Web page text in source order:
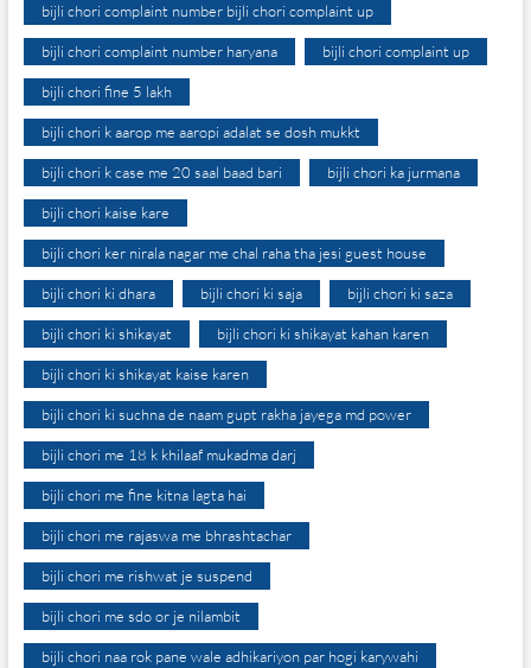
bijli chori complaint number bijli chori complaint up
bijli chori complaint number haryana bijli chori complaint up
bijli chori fine 5 lakh
bijli chori k aarop me aaropi adalat se dosh mukkt
bijli chori k case me 20 saal baad bari bijli chori ka jurmana
bijli chori kaise kare
bijli chori ker nirala nagar me chal raha tha jesi guest house
bijli chori ki dhara bijli chori ki saja bijli chori ki saza
bijli chori ki shikayat bijli chori ki shikayat kahan karen
bijli chori ki shikayat kaise karen
bijli chori ki suchna de naam gupt rakha jayega md power
bijli chori me 18 k khilaaf mukadma darj
bijli chori me fine kitna lagta hai
bijli chori me rajaswa me bhrashtachar
bijli chori me rishwat je suspend
bijli chori me sdo or je nilambit
bijli chori naa rok pane wale adhikariyon par hogi karywahi